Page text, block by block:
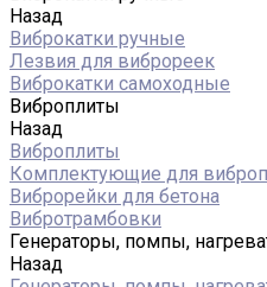
Назад
Виброкатки ручные
Лезвия для виброреек
Виброкатки самоходные
Виброплиты
Назад
Виброплиты
Комплектующие для
Виброрейки для бетона
Вибротрамбовки
Генераторы, помпы,
Назад